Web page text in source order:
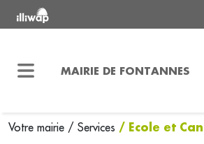
MAIRIE DE FONTANNES
Votre mairie / Services / Ecole et